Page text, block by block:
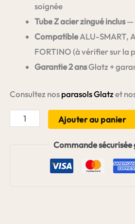
soignée
Tube Z acier zingué inclus—
CompatibleALU-SMART,
FORTINO (à vérifier sur la
Garantie 2 ansGlatz +
Consultez nosparasols Glatzet
quantité
Ajouter au panier
Commande